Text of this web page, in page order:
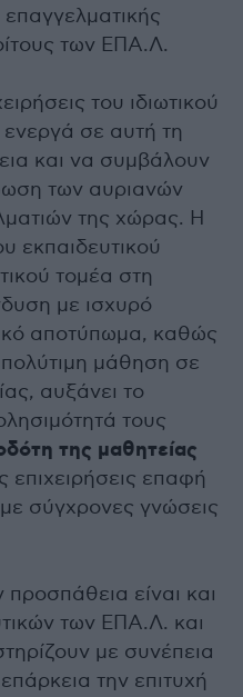
των ΕΠΑ.Λ.
του ιδιωτικού
σε αυτή τη
και να συμβάλουν
των αυριανών
της χώρας. Η
εκπαιδευτικού
τομέα στη
με ισχυρό
αποτύπωμα, καθώς
μάθηση σε
αυξάνει το
τους
της μαθητείας
επιχειρήσεις επαφή
σύγχρονες γνώσεις
είναι και
των ΕΠΑ.Λ. και
με συνέπεια
την επιτυχή